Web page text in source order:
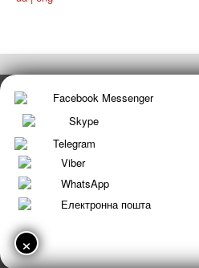
Facebook Messenger
Skype
Telegram
Viber
WhatsApp
Електронна пошта
×